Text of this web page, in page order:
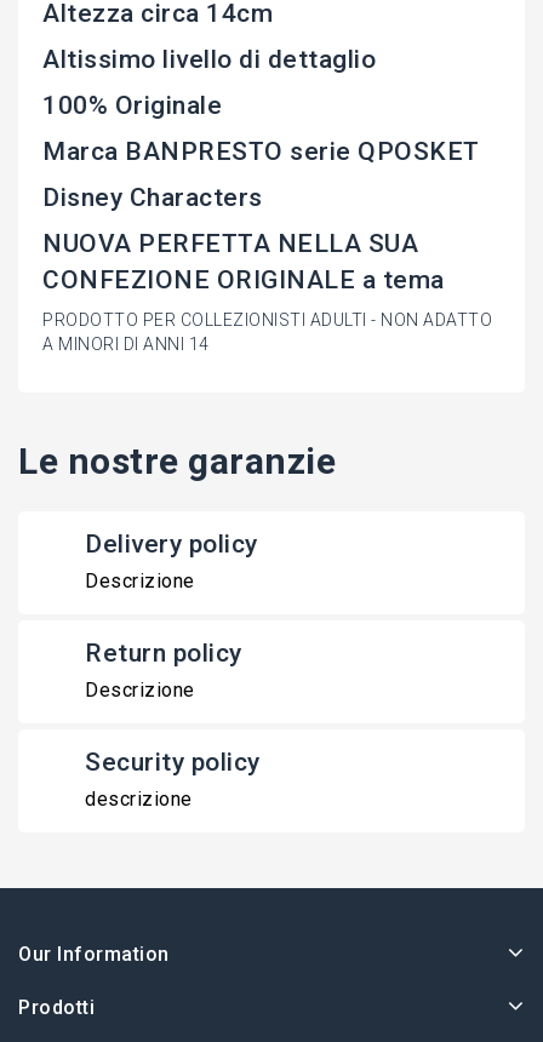
Altezza circa 14cm
Altissimo livello di dettaglio
100% Originale
Marca BANPRESTO serie QPOSKET
Disney Characters
NUOVA PERFETTA NELLA SUA
CONFEZIONE ORIGINALE a tema
PRODOTTO PER COLLEZIONISTI ADULTI - NON ADATTO
A MINORI DI ANNI 14
Le nostre garanzie
Delivery policy
Descrizione
Return policy
Descrizione
Security policy
descrizione
Our Information
Prodotti